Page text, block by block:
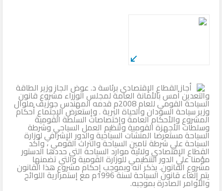
أجاز القطاع الإقتصادي برئاسة د. عوض الجاز وزير الطاقة
والتعدين أمس بالأمانة العامة لمجلس الوزراء مشروع قانون
السياحة القومي للعام 2008م قدمه المهندس جوزيف ملوال
وزير سياحة السودان والحياة البرية . وإستعرض الإجتماع أحكام
المشروع والأحكام العامة وإختصاصات السلطة القومية
وسلطات الأجهزة القومية وتنظيم العمل السياحي وشرطة
السياحة مستعرضا المنشآت السياحية والدور الإشرافي لوزارة
السياحة علي شرطة تامين السياحة والتراث القومي ، وأكد
القطاع الإقتصادي ولائية موارد السياحة التي حددها الدستور
مؤمنا علي الدور التنظيمي للوزارة القومية والتي تضمنها
مشروع القانون. يذكر انه وبموجب إحكام مشروع هذا القانون
يتم إلغاء قانون السياحة لسنة 1996م مع إستمرارية اللوائح
والأوامر الصادرة بموجبه.